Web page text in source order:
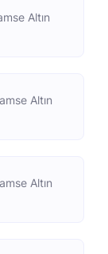
Altın
Altın
Altın